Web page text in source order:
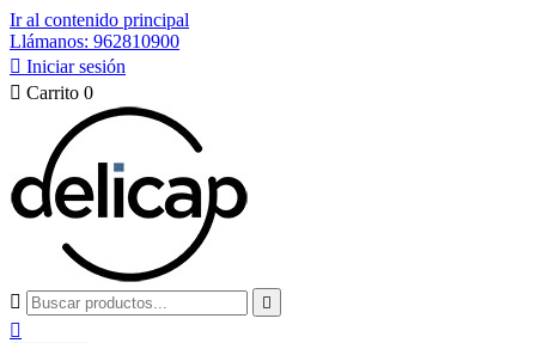
Ir al contenido principal
Llámanos: 962810900
 Iniciar sesión
 Carrito 0
 
